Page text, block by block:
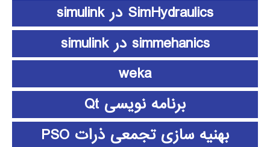
SimHydraulics در simulink
simmehanics در simulink
weka
برنامه نویسی Qt
بهنیه سازی تجمعی ذرات PSO